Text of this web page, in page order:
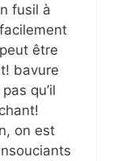
fusil à
être
bavure
qu’il
on est